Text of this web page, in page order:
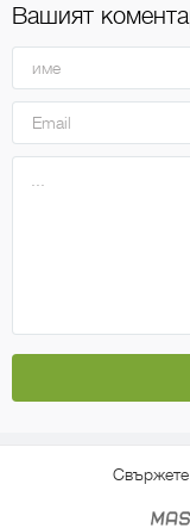
Вашият
Свържете